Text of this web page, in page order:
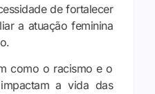
de fortalecer
a atuação feminina
como o racismo e o
a vida das